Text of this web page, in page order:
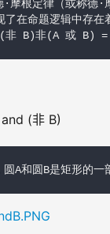
摩根定律（或称德·
在命题逻辑中存在
B)非(A 或 B)
(非 B)
A和圆B是矩形的一